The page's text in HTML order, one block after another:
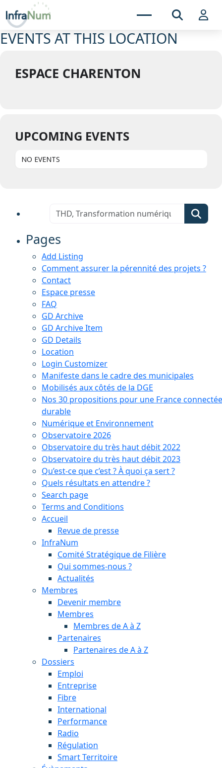
EVENTS AT THIS LOCATION
ESPACE CHARENTON
UPCOMING EVENTS
NO EVENTS
Pages
Add Listing
Comment assurer la pérennité des projets ?
Contact
Espace presse
FAQ
GD Archive
GD Archive Item
GD Details
Location
Login Customizer
Manifeste dans le cadre des municipales
Mobilisés aux côtés de la DGE
Nos 30 propositions pour une France
durable
Numérique et Environnement
Observatoire 2026
Observatoire du très haut débit 2022
Observatoire du très haut débit 2023
Qu’est-ce que c’est ? À quoi ça sert ?
Quels résultats en attendre ?
Search page
Terms and Conditions
Accueil
Revue de presse
InfraNum
Comité Stratégique de Filière
Qui sommes-nous ?
Actualités
Membres
Devenir membre
Membres
Membres de A à Z
Partenaires
Partenaires de A à Z
Dossiers
Emploi
Entreprise
Fibre
International
Performance
Radio
Régulation
Smart Territoire